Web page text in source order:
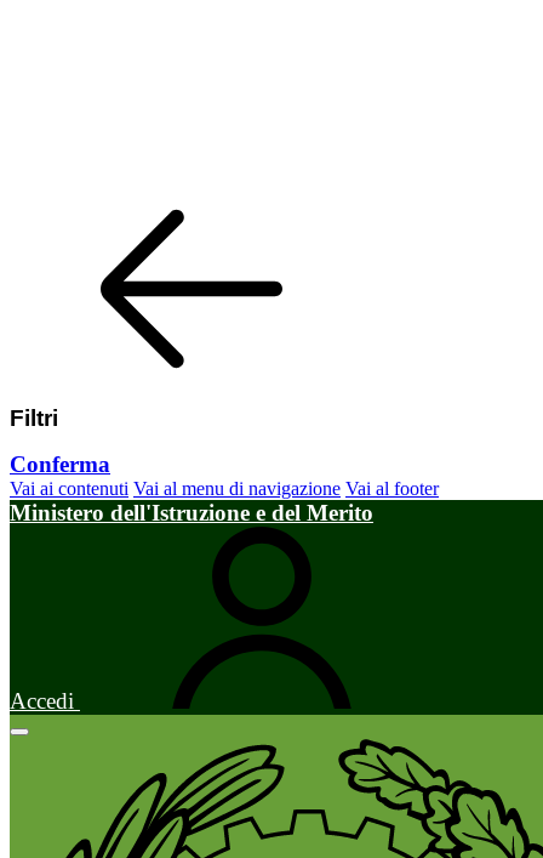
Filtri
Conferma
Vai ai contenuti Vai al menu di navigazione Vai al footer
Ministero dell'Istruzione e del Merito
Accedi